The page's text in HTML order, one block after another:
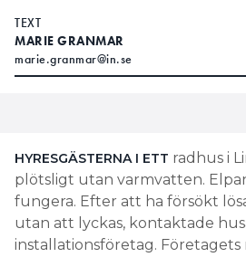
TEXT
MARIE GRANMAR
marie.granmar@in.se
HYRESGÄSTERNA I ETT radhus i
plötsligt utan varmvatten.
fungera. Efter att ha försökt
utan att lyckas, kontaktade
installationsföretag.